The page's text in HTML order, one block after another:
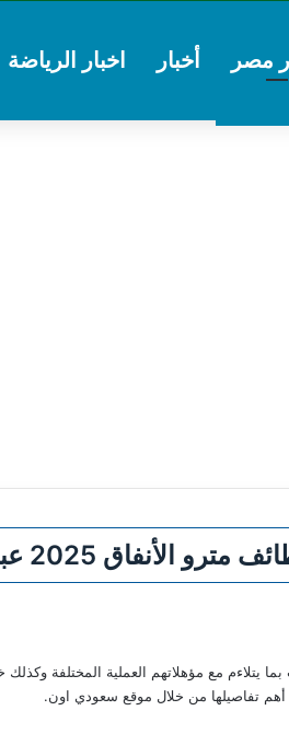
مصر أخبار اخبار الرياضة
مع مؤهلاتهم العملية المختلفة
أهم تفاصيلها من خلال موقع سعودي اون.